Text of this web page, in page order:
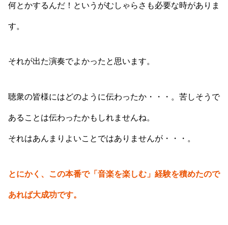
何とかするんだ！というがむしゃらさも必要な時がありま
す。
それが出た演奏でよかったと思います。
聴衆の皆様にはどのように伝わったか・・・。苦しそうで
あることは伝わったかもしれませんね。
それはあんまりよいことではありませんが・・・。
とにかく、この本番で「音楽を楽しむ」経験を積めたので
あれば大成功です。